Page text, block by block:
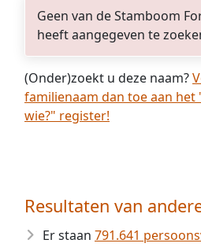
Geen van de Stamboom
heeft aangegeven te
(Onder)zoekt u deze naam?
familienaam dan toe aan het
wie?" register!
Resultaten van
Er staan 791.641